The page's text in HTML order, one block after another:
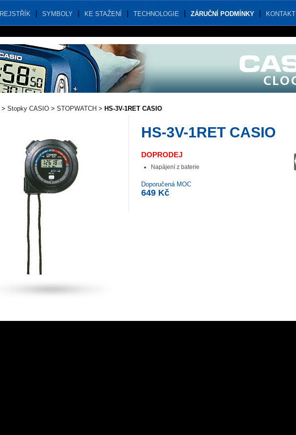
REJSTŘÍK SYMBOLY KE STAŽENÍ TECHNOLOGIE ZÁRUČNÍ PODMÍNKY KONTAKT
> Stopky CASIO > STOPWATCH > HS-3V-1RET CASIO
HS-3V-1RET CASIO
DOPRODEJ
Napájení z baterie
Doporučená MOC
649 Kč